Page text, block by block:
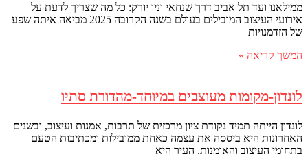
ממילאנו ועד תל אביב דרך שנחאי וניו יורק: כל מה שצריך לדעת על
אירועי העיצוב המובילים בעולם בשנה הקרובה 2025 מביאה איתה שפע
של הזדמנויות
המשך קריאה »
לונדון-מקומות מעוצבים במיוחד-מהדורת סתיו
לונדון הייתה תמיד נקודת ציון מרכזית של תרבות, אמנות ועיצוב, ובשנים
האחרונות היא ביססה את עצמה כאחת ממובילות ומכתיבות הטעם
בתחומי העיצוב והאומנות. העיר היא